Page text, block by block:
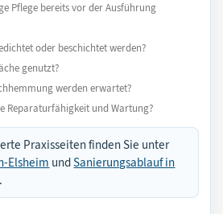
Pflege bereits vor der Ausführung
oder beschichtet werden?
genutzt?
werden erwartet?
Reparaturfähigkeit und Wartung?
Praxisseiten finden Sie unter
Elsheim undSanierungsablauf in
.